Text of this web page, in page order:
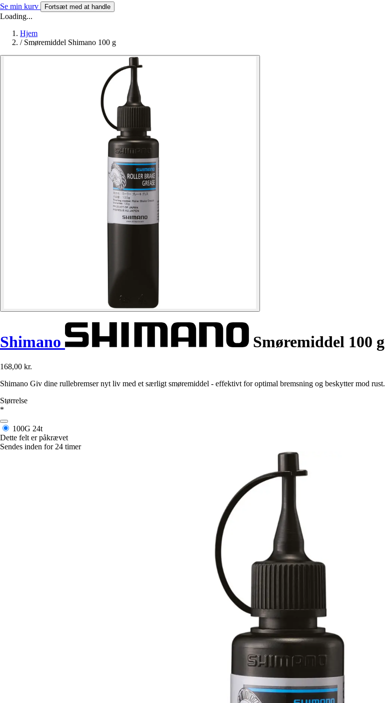
Se min kurv Fortsæt med at handle
Loading...
Hjem
/ Smøremiddel Shimano 100 g
Shimano Smøremiddel 100 g
168,00 kr.
Shimano Giv dine rullebremser nyt liv med et særligt smøremiddel - effektivt for optimal bremsning og beskytter mod rust.
Størrelse
*
100G 24t
Dette felt er påkrævet
Sendes inden for 24 timer